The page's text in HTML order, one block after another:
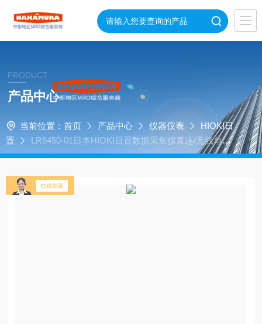
PRODUCT
产品中心
当前位置： 首页 产品中心 仪器仪表
HIOKI日
置
LR8450-01日本HIOKI日置数据采集仪直连/无线单元
可选